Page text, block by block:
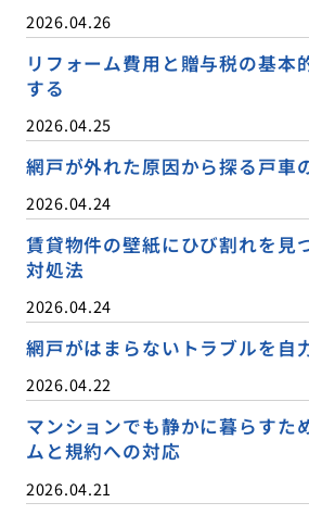
2026.04.26
リフォーム費用と贈与税の基本
する
2026.04.25
網戸が外れた原因から探る戸車
2026.04.24
賃貸物件の壁紙にひび割れを見
対処法
2026.04.24
網戸がはまらないトラブルを自
2026.04.22
マンションでも静かに暮らすた
ムと規約への対応
2026.04.21